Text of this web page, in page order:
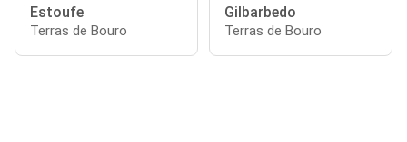
Estoufe
Terras de Bouro
Gilbarbedo
Terras de Bouro